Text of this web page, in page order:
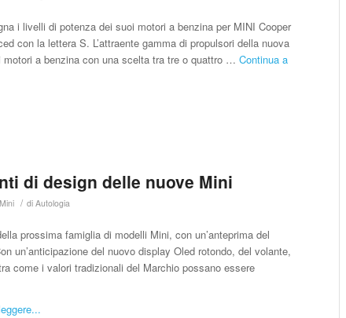
i livelli di potenza dei suoi motori a benzina per MINI Cooper
con la lettera S. L’attraente gamma di propulsori della nuova
motori a benzina con una scelta tra tre o quattro …Continua a
di design delle nuove Mini
Mini / diAutologia
prossima famiglia di modelli Mini, con un’anteprima del
un’anticipazione del nuovo display Oled rotondo, del volante,
come i valori tradizionali del Marchio possano essere